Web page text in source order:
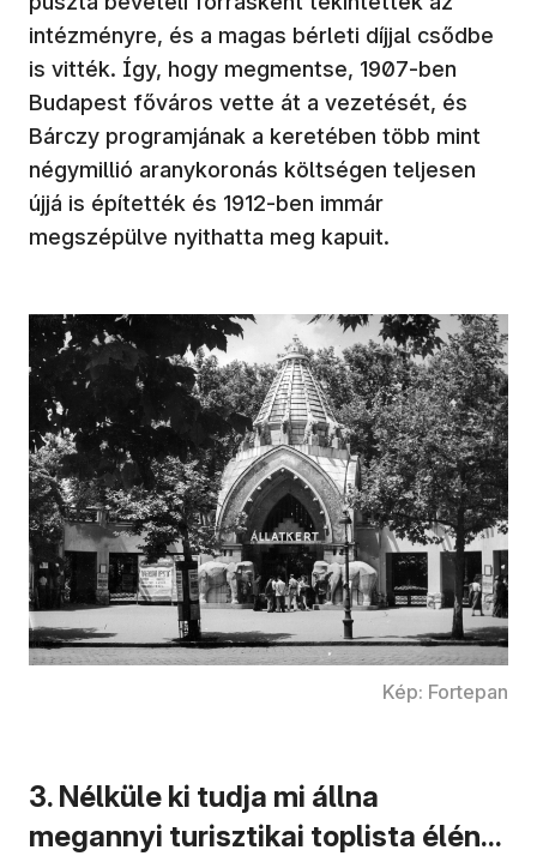
intézményre, és a magas bérleti díjjal csődbe
is vitték. Így, hogy megmentse, 1907-ben
Budapest főváros vette át a vezetését, és
Bárczy programjának a keretében több mint
négymillió aranykoronás költségen teljesen
újjá is építették és 1912-ben immár
megszépülve nyithatta meg kapuit.
Kép: Fortepan
3. Nélküle ki tudja mi állna
megannyi turisztikai toplista élén...